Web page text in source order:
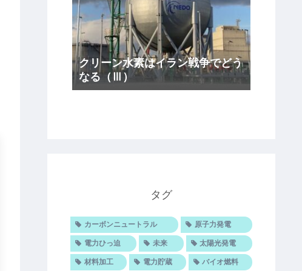
クリーン水素はイラン戦争でどう
なる（Ⅲ）
タグ
カーボンニュートラル 原子力発電
電力ひっ迫 未来 太陽光発電
材料加工 電力貯蔵 バイオ燃料